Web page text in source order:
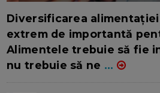
Diversificarea
extrem de importantă
Alimentele trebuie să fie
nu trebuie să ne ...